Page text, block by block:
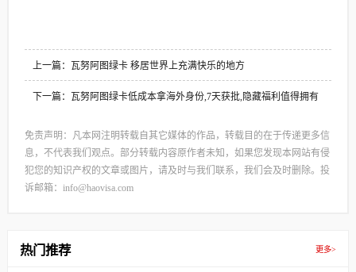
上一篇：瓦努阿图绿卡 移居世界上充满快乐的地方
下一篇：瓦努阿图绿卡低成本拿海外身份,7天获批,隐藏福利值得拥有
免责声明：凡本网注明转载自其它媒体的作品，转载目的在于传递更多信
息，不代表我们观点。部分转载内容原作者未知，如果您发现本网站有侵
犯您的知识产权的文章或图片，请及时与我们联系，我们会及时删除。投
诉邮箱：info@haovisa.com
热门推荐 更多>